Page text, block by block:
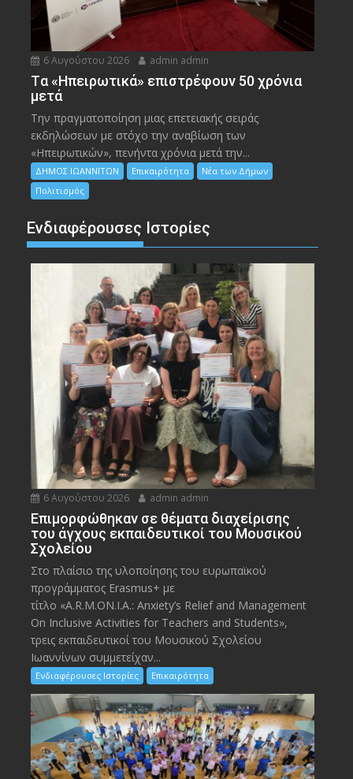
6 Αυγούστου 2026 admin admin
Tα «Ηπειρωτικά» επιστρέφουν 50 χρόνια
μετά
Την πραγματοποίηση μιας επετειακής σειράς
εκδηλώσεων με στόχο την αναβίωση των
«Ηπειρωτικών», πενήντα χρόνια μετά την...
ΔΗΜΟΣ ΙΩΑΝΝΙΤΩΝ Επικαιρότητα
Νέα των Δήμων
Πολιτισμός
Ενδιαφέρουσες Ιστορίες
6 Αυγούστου 2026 admin admin
Eπιμορφώθηκαν σε θέματα διαχείρισης
του άγχους εκπαιδευτικοί του Μουσικού
Σχολείου
Στο πλαίσιο της υλοποίησης του ευρωπαϊκού
προγράμματος Erasmus+ με
τίτλο «A.R.M.ON.I.A.: Anxiety’s Relief and Management
On Inclusive Activities for Teachers and Students»,
τρεις εκπαιδευτικοί του Μουσικού Σχολείου
Ιωαννίνων συμμετείχαν...
Ενδιαφέρουσες Ιστορίες Επικαιρότητα